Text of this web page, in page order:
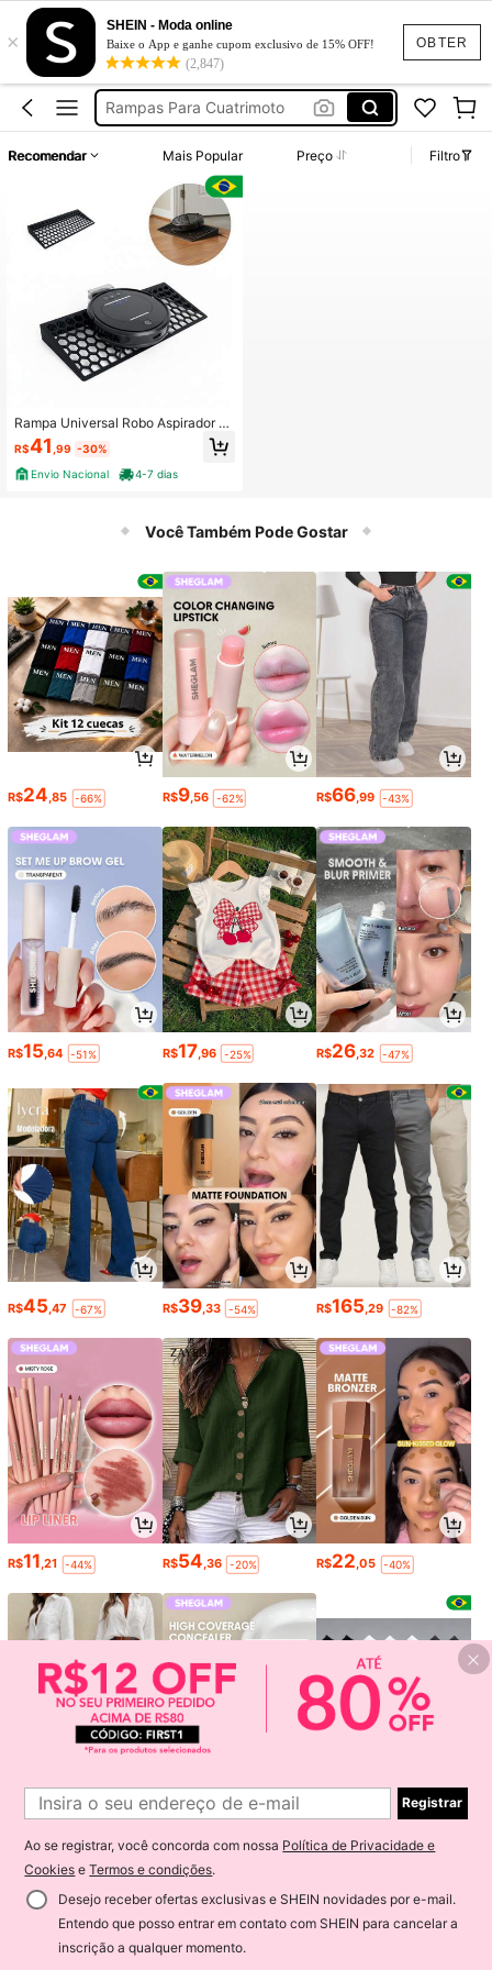
OBTER
×
SHEIN - Moda online
Baixe o App e ganhe cupom exclusivo de 15% OFF!
(2,847)
スロープ 屋外
Rampas Para Cuatrimoto
Rampa Para Carro
スロープ 屋外
Recomendar Mais Popular Preço Filtro
Rampa Universal Robo Aspirador S
oleira Desníveis Pequenos Degraus
Obstáculos
R$41 ,99 -30%
Envio Nacional
4-7 dias
Você Também Pode Gostar
R$24,85 -66% R$9,56 -62% R$66,99 -43%
R$15 ,64 -51% R$17 ,96 -25% R$26 ,32 -47%
R$45,47 -67% R$39,33 -54% R$165,29 -82%
R$11,21 -44% R$54,36 -20% R$22,05 -40%
145,59 -20% R$17,77 -52% R$8,98 -55%
volte ao topo
Registrar
Ao se registrar, você concorda com nossa Política de Privacidade e
Cookies eTermos e condições.
Desejo receber ofertas exclusivas e SHEIN novidades por e-mail.
Entendo que posso entrar em contato com SHEIN para cancelar a
inscrição a qualquer momento.